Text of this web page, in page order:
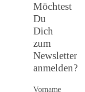
Möchtest
Du
Dich
zum
Newsletter
anmelden?
Vorname